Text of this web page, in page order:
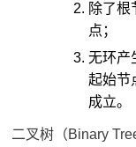
除了根
点；
无环产
起始节
成立。
二叉树（Binary